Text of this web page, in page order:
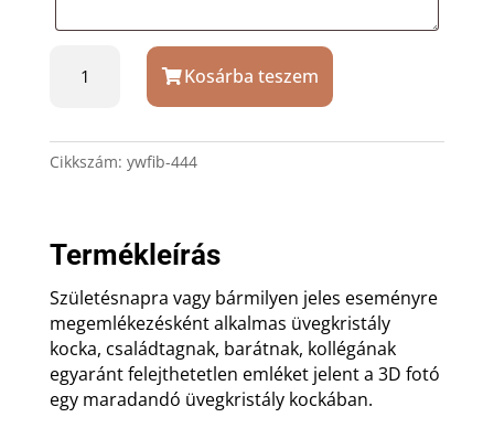
kocka
valódi
mennyiség
Kosárba teszem
Cikkszám: ywfib-444
Termékleírás
Születésnapra vagy bármilyen jeles eseményre
megemlékezésként alkalmas üvegkristály
kocka, családtagnak, barátnak, kollégának
egyaránt felejthetetlen emléket jelent a 3D fotó
egy maradandó üvegkristály kockában.